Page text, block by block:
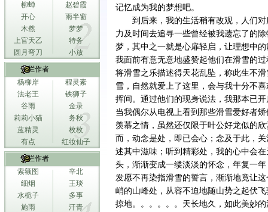
柳蝉
赵碧霞
开心
雨半窗
木然
梦梦
上官天乙
特务
圆月弯刀
小放
专栏作者
杨柳岸
程灵素
法老王
铁狮子
谷雨
金录
莉莉小猫
务秋
蓝精灵
枚枚
有点
红妆仙子
专栏作者
索额图
辛北
细烟
王琰
水栀子
多事
施雨
汗青
记忆成为我的梦想吧。
到后来，我的生活稍有改观，人们
力及时间去追寻一些曾经被我遗忘了的
梦，其中之一就是心扉轻启，让理想中
我面前有意无意地盛赞起他们在滑雪的
将滑雪之乐描述得天花乱坠，称此生不
雪，自然就爱上了这里，会与我十分不
挥间。通过他们的现身说法，我那本已
当我偶尔从电视上看到那些滑雪爱好者
羡慕之情，虽然还仅限于叶公好龙似的
而，动念是处，即已会心；念及于此，
述其中滋味；听到精彩处，我的心中会
头，渐渐变成一缕淡淡的怀念，年复一
发愿不再染指滑雪的誓言，渐渐地竟让
峭的山峰处，从容不迫地随山势之起伏
掠地。。。。。。天长地久，如此美妙